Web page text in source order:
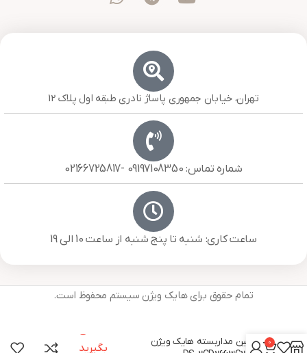
تهران، خیابان جمهوری پاساژ نادری طبقه اول پلاک 12
شماره تماس: 09197108350 -02166725817
ساعت کاری: شنبه تا پنج شنبه از ساعت 10 الی 19
تمام حقوق برای هایک ویژن سیستم محفوظ است.
دوربین مداربسته هایک ویژن
بگیرید
0